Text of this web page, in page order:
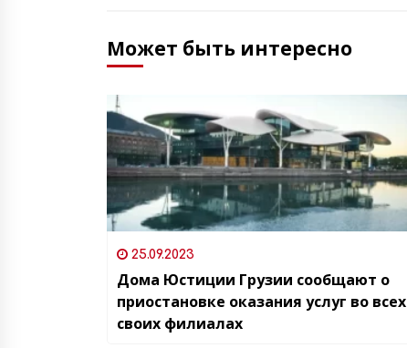
Может быть интересно
25.09.2023
Дома Юстиции Грузии сообщают о
приостановке оказания услуг во всех
своих филиалах